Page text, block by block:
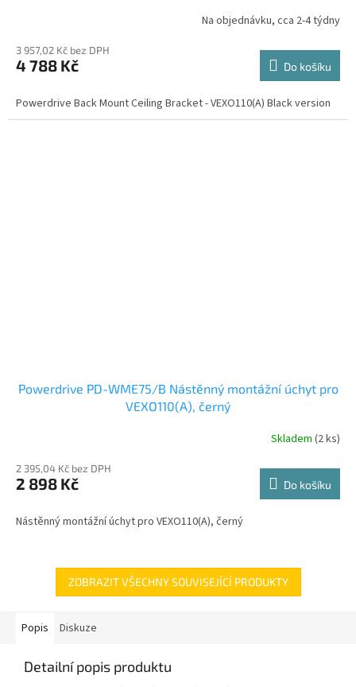
Na objednávku, cca 2-4 týdny
3 957,02 Kč bez DPH
4 788 Kč Do košíku
Powerdrive Back Mount Ceiling Bracket - VEXO110(A) Black version
Powerdrive PD-WME75/B Nástěnný montážní úchyt pro
VEXO110(A), černý
Skladem (2 ks)
2 395,04 Kč bez DPH
2 898 Kč Do košíku
Nástěnný montážní úchyt pro VEXO110(A), černý
ZOBRAZIT VŠECHNY SOUVISEJÍCÍ PRODUKTY
Popis Diskuze
Detailní popis produktu